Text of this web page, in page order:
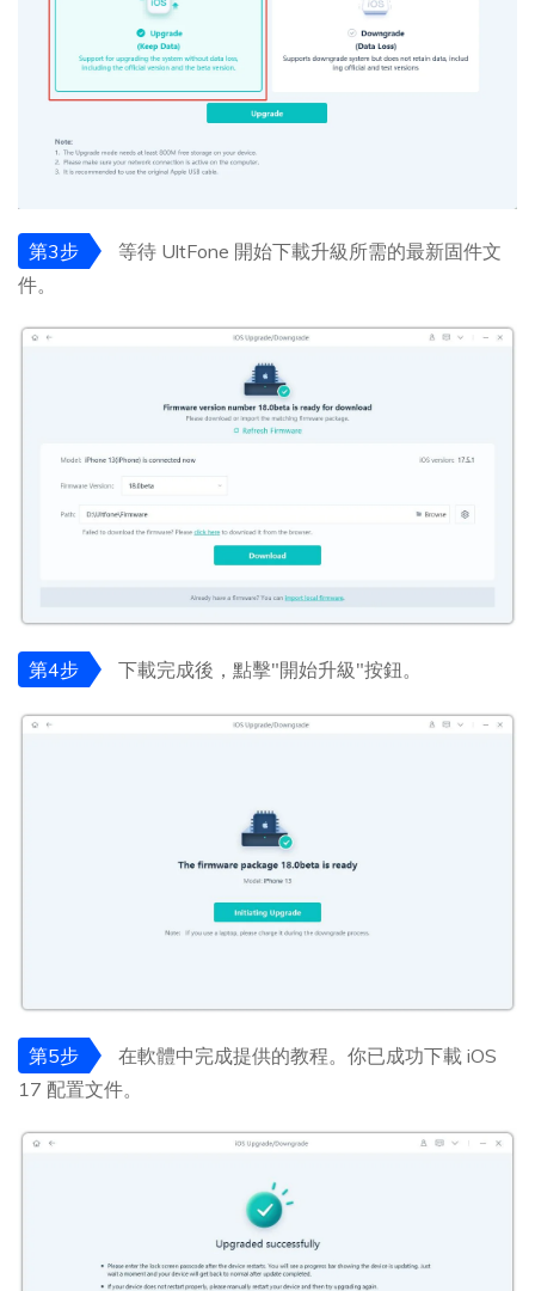
第3步
等待 UltFone 開始下載升級所需的最新固件文
件。
第4步 下載完成後，點擊"開始升級"按鈕。
第5步
在軟體中完成提供的教程。你已成功下載 iOS
17 配置文件。